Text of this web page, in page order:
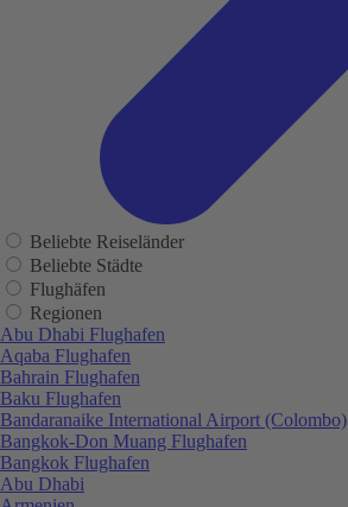
Beliebte Reiseländer
Beliebte Städte
Flughäfen
Regionen
Abu Dhabi Flughafen
Aqaba Flughafen
Bahrain Flughafen
Baku Flughafen
Bandaranaike International Airport (Colombo)
Bangkok-Don Muang Flughafen
Bangkok Flughafen
Abu Dhabi